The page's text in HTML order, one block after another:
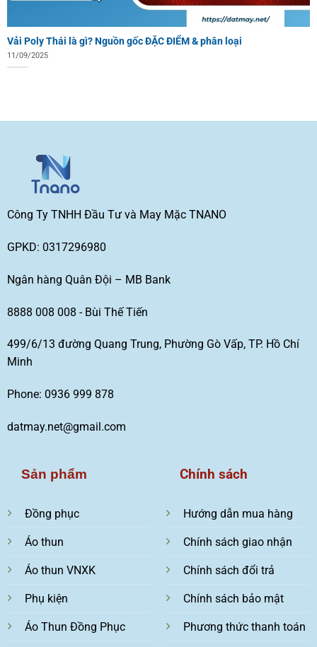
Vải Poly Thái là gì? Nguồn gốc ĐẶC ĐIỂM & phân loại
11/09/2025
Công Ty TNHH Đầu Tư và May Mặc TNANO
GPKD: 0317296980
Ngân hàng Quân Đội – MB Bank
8888 008 008 - Bùi Thế Tiến
499/6/13 đường Quang Trung, Phường Gò Vấp, TP. Hồ Chí
Minh
Phone: 0936 999 878
datmay.net@gmail.com
Sản phẩm
Đồng phục
Áo thun
Áo thun VNXK
Phụ kiện
Áo Thun Đồng Phục
Chính sách
Hướng dẫn mua hàng
Chính sách giao nhận
Chính sách đổi trả
Chính sách bảo mật
Phương thức thanh toán